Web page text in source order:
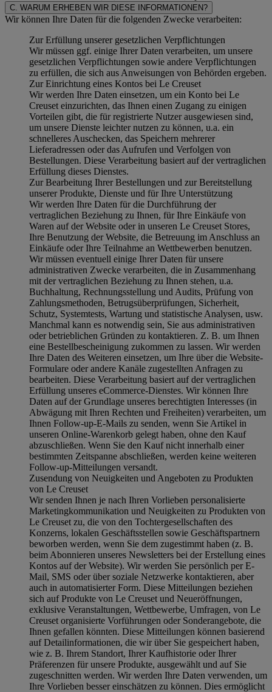
C. WARUM ERHEBEN WIR DIESE INFORMATIONEN?
Wir können Ihre Daten für die folgenden Zwecke verarbeiten:
Zur Erfüllung unserer gesetzlichen Verpflichtungen
Wir müssen ggf. einige Ihrer Daten verarbeiten, um unsere
gesetzlichen Verpflichtungen sowie andere Verpflichtungen
zu erfüllen, die sich aus Anweisungen von Behörden ergeben.
Zur Einrichtung eines Kontos bei Le Creuset
Wir werden Ihre Daten einsetzen, um ein Konto bei Le
Creuset einzurichten, das Ihnen einen Zugang zu einigen
Vorteilen gibt, die für registrierte Nutzer ausgewiesen sind,
um unsere Dienste leichter nutzen zu können, u.a. ein
schnelleres Auschecken, das Speichern mehrerer
Lieferadressen oder das Aufrufen und Verfolgen von
Bestellungen. Diese Verarbeitung basiert auf der vertraglichen
Erfüllung dieses Dienstes.
Zur Bearbeitung Ihrer Bestellungen und zur Bereitstellung
unserer Produkte, Dienste und für Ihre Unterstützung
Wir werden Ihre Daten für die Durchführung der
vertraglichen Beziehung zu Ihnen, für Ihre Einkäufe von
Waren auf der Website oder in unseren Le Creuset Stores,
Ihre Benutzung der Website, die Betreuung im Anschluss an
Einkäufe oder Ihre Teilnahme an Wettbewerben benutzen.
Wir müssen eventuell einige Ihrer Daten für unsere
administrativen Zwecke verarbeiten, die in Zusammenhang
mit der vertraglichen Beziehung zu Ihnen stehen, u.a.
Buchhaltung, Rechnungsstellung und Audits, Prüfung von
Zahlungsmethoden, Betrugsüberprüfungen, Sicherheit,
Schutz, Systemtests, Wartung und statistische Analysen, usw.
Manchmal kann es notwendig sein, Sie aus administrativen
oder betrieblichen Gründen zu kontaktieren. Z. B. um Ihnen
eine Bestellbescheinigung zukommen zu lassen. Wir werden
Ihre Daten des Weiteren einsetzen, um Ihre über die Website-
Formulare oder andere Kanäle zugestellten Anfragen zu
bearbeiten. Diese Verarbeitung basiert auf der vertraglichen
Erfüllung unseres eCommerce-Dienstes. Wir können Ihre
Daten auf der Grundlage unseres berechtigten Interesses (in
Abwägung mit Ihren Rechten und Freiheiten) verarbeiten, um
Ihnen Follow-up-E-Mails zu senden, wenn Sie Artikel in
unseren Online-Warenkorb gelegt haben, ohne den Kauf
abzuschließen. Wenn Sie den Kauf nicht innerhalb einer
bestimmten Zeitspanne abschließen, werden keine weiteren
Follow-up-Mitteilungen versandt.
Zusendung von Neuigkeiten und Angeboten zu Produkten
von Le Creuset
Wir senden Ihnen je nach Ihren Vorlieben personalisierte
Marketingkommunikation und Neuigkeiten zu Produkten von
Le Creuset zu, die von den Tochtergesellschaften des
Konzerns, lokalen Geschäftsstellen sowie Geschäftspartnern
beworben werden, wenn Sie dem zugestimmt haben (z. B.
beim Abonnieren unseres Newsletters bei der Erstellung eines
Kontos auf der Website). Wir werden Sie persönlich per E-
Mail, SMS oder über soziale Netzwerke kontaktieren, aber
auch in automatisierter Form. Diese Mitteilungen beziehen
sich auf Produkte von Le Creuset und Neueröffnungen,
exklusive Veranstaltungen, Wettbewerbe, Umfragen, von Le
Creuset organisierte Vorführungen oder Sonderangebote, die
Ihnen gefallen könnten. Diese Mitteilungen können basierend
auf Detailinformationen, die wir über Sie gespeichert haben,
wie z. B. Ihrem Standort, Ihrer Kaufhistorie oder Ihrer
Präferenzen für unsere Produkte, ausgewählt und auf Sie
zugeschnitten werden. Wir werden Ihre Daten verwenden, um
Ihre Vorlieben besser einschätzen zu können. Dies ermöglicht